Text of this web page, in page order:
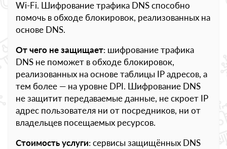
Wi-Fi. Шифрование трафика DNS способно
помочь в обходе блокировок, реализованных на
основе DNS.
От чего не защищает: шифрование трафика
DNS не поможет в обходе блокировок,
реализованных на основе таблицы IP адресов, а
тем более — на уровне DPI. Шифрование DNS
не защитит передаваемые данные, не скроет IP
адрес пользователя ни от посредников, ни от
владельцев посещаемых ресурсов.
Стоимость услуги: сервисы защищённых DNS